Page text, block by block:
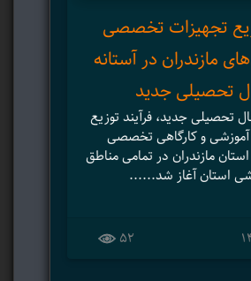
تجهیزات تخصصی
مازندران در آستانه
تحصیلی جدید
تحصیلی جدید، فرآیند توزیع
آموزشی و کارگاهی تخصصی
مازندران در تمامی مناطق
استان آغاز شد......
52